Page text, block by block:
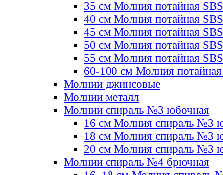
35 см Молния потайная SBS
40 см Молния потайная SBS
45 см Молния потайная SBS
50 см Молния потайная SBS
55 см Молния потайная SBS
60-100 см Молния
Молнии джинсовые
Молнии металл
Молнии спираль №3 юбочная
16 см Молния спираль №3
18 см Молния спираль №3
20 см Молния спираль №3
Молнии спираль №4 брючная